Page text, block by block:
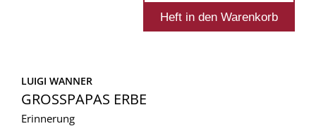
LUIGI WANNER
GROSSPAPAS ERBE
Erinnerung